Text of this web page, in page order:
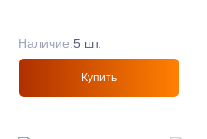
Наличие:5 шт.
Купить